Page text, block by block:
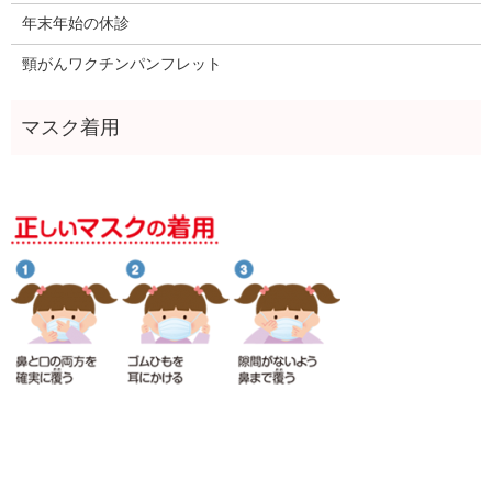
年末年始の休診
頸がんワクチンパンフレット